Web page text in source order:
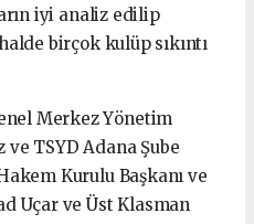
iyi analiz edilip
birçok kulüp sıkıntı
Merkez Yönetim
TSYD Adana Şube
Kurulu Başkanı ve
Uçar ve Üst Klasman